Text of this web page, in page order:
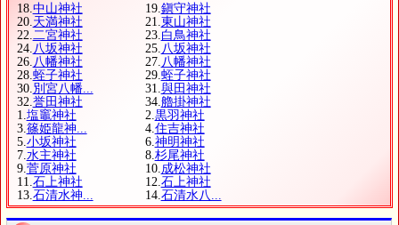
18. 中山神社 19. 鎭守神社
20. 天満神社 21. 東山神社
22. 二宮神社 23. 白鳥神社
24. 八坂神社 25. 八坂神社
26. 八幡神社 27. 八幡神社
28. 蛭子神社 29. 蛭子神社
30. 別宮八幡... 31. 與田神社
32. 誉田神社 34. 艪掛神社
1. 塩竈神社 2. 黒羽神社
3. 篠姫龍神... 4. 住吉神社
5. 小坂神社 6. 神明神社
7. 水主神社 8. 杉尾神社
9. 菅原神社 10. 成松神社
11. 石上神社 12. 石上神社
13. 石清水神... 14. 石清水八...